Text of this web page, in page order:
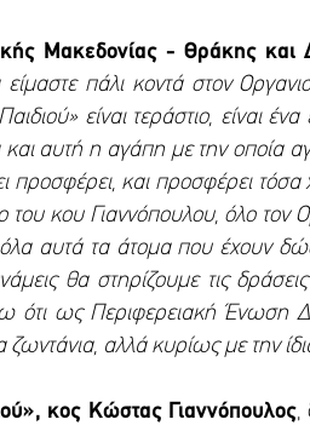
Μακεδονίας - Θράκης και
πάλι κοντά στον
είναι τεράστιο, είναι
αυτή η αγάπη με την οποία
και προσφέρει τόσα
κου Γιαννόπουλου, όλο τον
όλα αυτά τα άτομα που έχουν
θα στηρίζουμε τις
ότι ως Περιφερειακή Ένωση
ζωντάνια, αλλά κυρίως με την
κος Κώστας Γιαννόπουλος,